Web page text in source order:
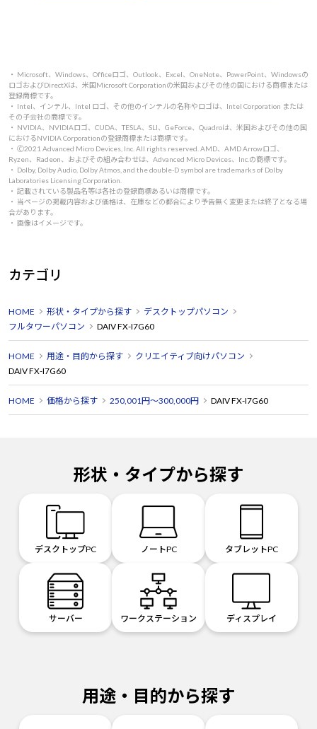
・ Microsoft、Windows、Officeロゴ、Outlook、Excel、OneNote、PowerPoint、Windowsの
ロゴおよびDirectXは、米国Microsoft Corporationの米国およびその他の国における商標または
登録商標です。
・ Intel、インテル、Intel ロゴ、その他のインテルの名称やロゴは、Intel Corporation または
その子会社の商標です。
・ NVIDIA、NVIDIAロゴ、CUDA、TESLA、SLI、GeForce、Quadroは、米国およびその他の国
におけるNVIDIA Corporationの登録商標または商標です。
・ 🄫2021 Advanced Micro Devices, Inc. All rights reserved. AMD、AMD Arrowロゴ、
Ryzen、Radeon、およびその組み合わせは、Advanced Micro Devices、Inc.の商標です。
・ Dolby, Dolby Audio, Dolby Atmos, and the double-D symbol are trademarks of Dolby
Laboratories Licensing Corporation.
・ 記載されている製品名等は各社の登録商標あるいは商標です。
・ 当ページの掲載内容および価格は、在庫などの都合により予告無く変更または終了となる場
合があります。
・ 画像はイメージです。
カテゴリ
HOME 形状・タイプから探す
デスクトップパソコン
フルタワーパソコン
DAIV FX-I7G60
HOME 用途・目的から探す
クリエイティブ向けパソコン
DAIV FX-I7G60
HOME 価格から探す 250,001円～300,000円 DAIV FX-I7G60
形状・タイプから探す
デスクトップPC ノートPC タブレットPC
サーバー ワークステーション ディスプレイ
用途・目的から探す